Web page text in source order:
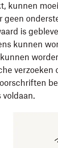
kunnen
geen
is
kunnen
verzoeken
voldaan.